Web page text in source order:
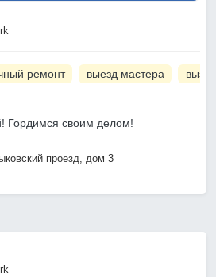
ремонт выезд мастера
Гордимся своим делом!
проезд, дом 3